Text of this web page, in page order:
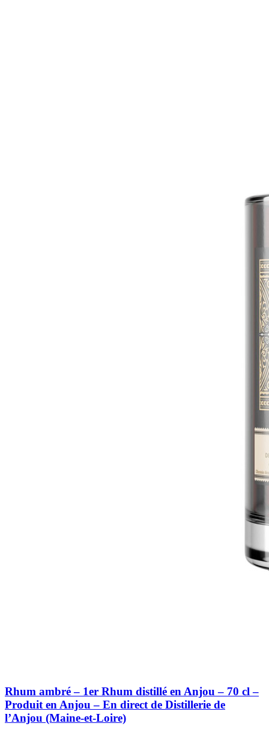
Rhum ambré – 1er Rhum distillé en Anjou – 70 cl –
Produit en Anjou – En direct de Distillerie de
l’Anjou (Maine-et-Loire)